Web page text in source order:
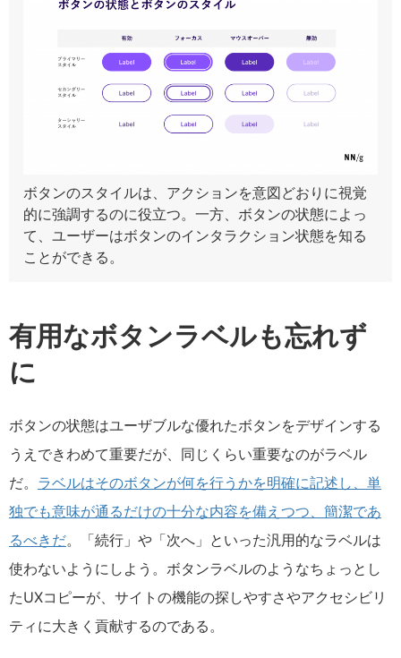
ボタンのスタイルは、アクションを意図どおりに視覚
的に強調するのに役立つ。一方、ボタンの状態によっ
て、ユーザーはボタンのインタラクション状態を知る
ことができる。
有用なボタンラベルも忘れず
に
ボタンの状態はユーザブルな優れたボタンをデザインする
うえできわめて重要だが、同じくらい重要なのがラベル
だ。 ラベルはそのボタンが何を行うかを明確に記述し、単
独でも意味が通るだけの十分な内容を備えつつ、簡潔であ
るべきだ。「続行」や「次へ」といった汎用的なラベルは
使わないようにしよう。ボタンラベルのようなちょっとし
たUXコピーが、サイトの機能の探しやすさやアクセシビリ
ティに大きく貢献するのである。